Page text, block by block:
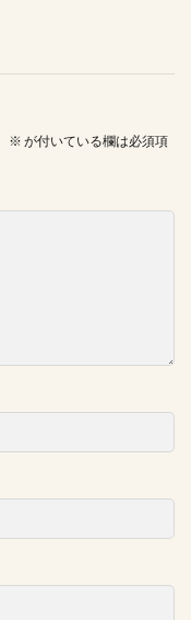
※ が付いている欄は必須項